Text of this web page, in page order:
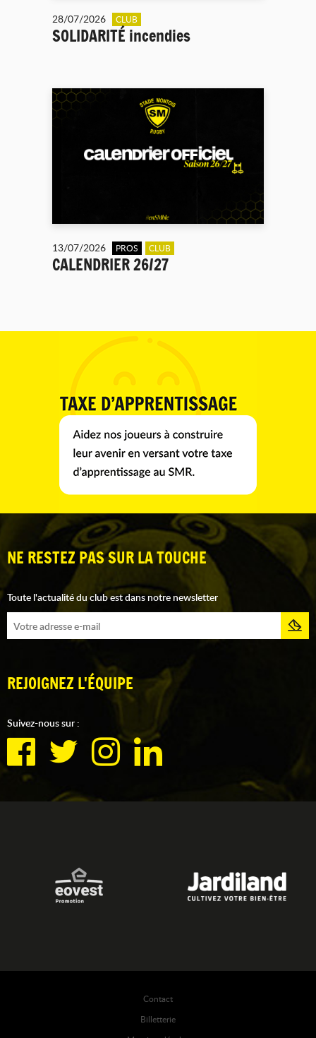
28/07/2026 CLUB
SOLIDARITÉ incendies
13/07/2026 PROS CLUB
CALENDRIER 26/27
NE RESTEZ PAS SUR LA TOUCHE
Toute l'actualité du club est dans notre newsletter
REJOIGNEZ L'ÉQUIPE
Suivez-nous sur :
Contact
Billetterie